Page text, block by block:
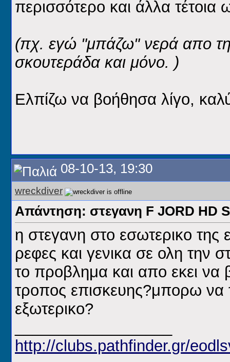
περισσότερο και άλλα τέτοια
(πχ. εγώ "μπάζω" νερά απο
σκουτεράδα και μόνο. )
Ελπίζω να βοήθησα λίγο,
08-10-13, 19:30
wreckdiver
Απάντηση: στεγανη F JORD HD
η στεγανη στο εσωτερικο της
ρεφες και γενικα σε ολη την
το προβλημα και απο εκει να
τροπος επισκευης?μπορω να
εξωτερικο?
http://clubs.pathfinder.gr/